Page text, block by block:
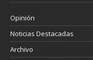
Opinión
Noticias Destacadas
Archivo